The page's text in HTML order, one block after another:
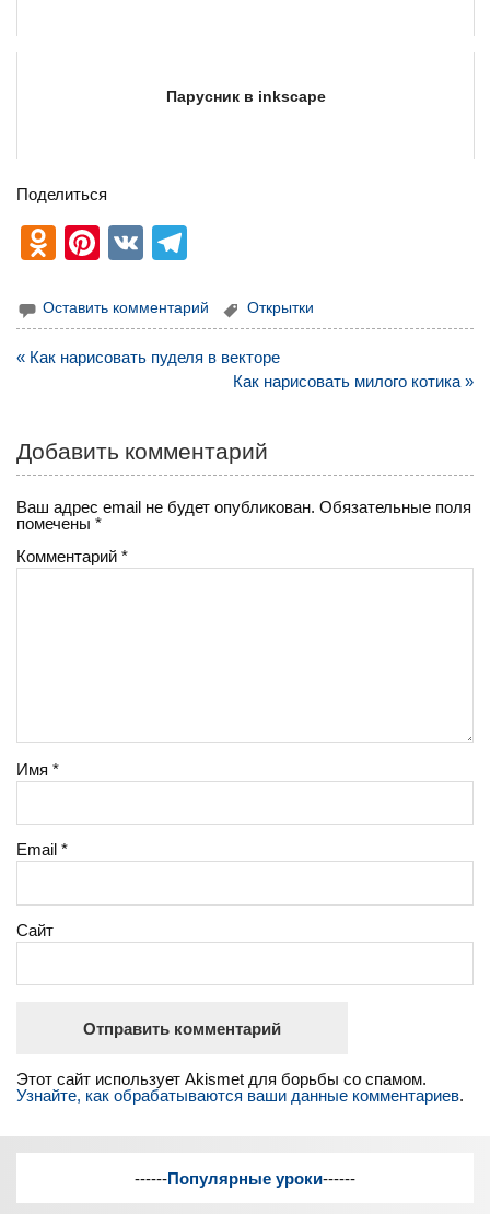
Парусник в inkscape
Поделиться
O
n
o
ss
ni
ki
Pi
er
e
V
e
gr
Оставить комментарий Открытки
Навигация
« Как нарисовать пуделя в векторе
Как нарисовать милого котика »
Добавить комментарий
Ваш адрес email не будет опубликован. Обязательные поля
помечены*
Комментарий*
Имя*
Email*
Сайт
Этот сайт использует Akismet для борьбы со спамом.
Узнайте, как обрабатываются ваши данные комментариев.
------Популярные уроки------